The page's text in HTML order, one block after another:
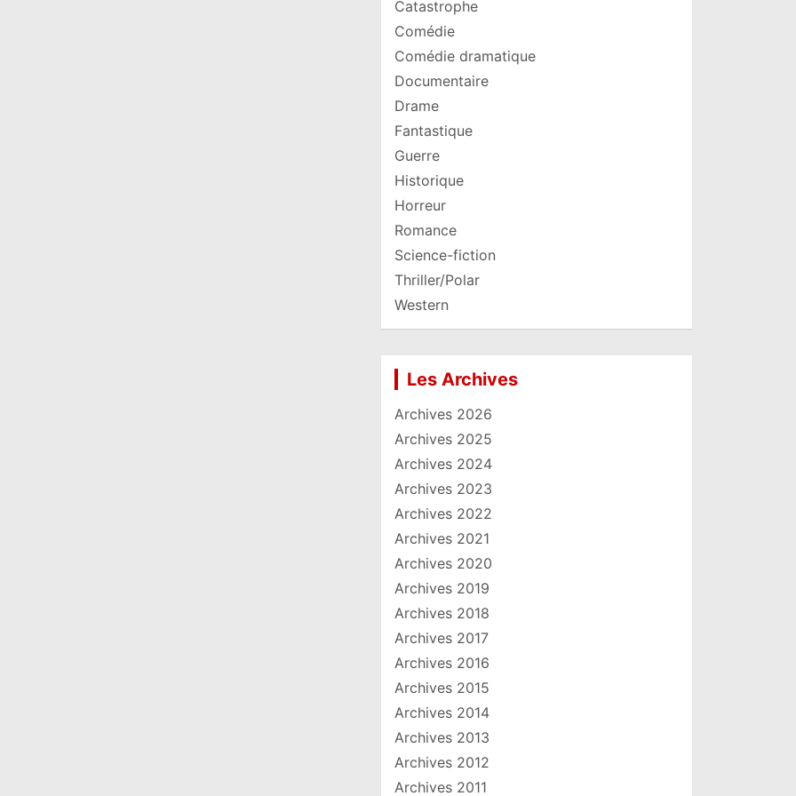
Catastrophe
Comédie
Comédie dramatique
Documentaire
Drame
Fantastique
Guerre
Historique
Horreur
Romance
Science-fiction
Thriller/Polar
Western
Les Archives
Archives 2026
Archives 2025
Archives 2024
Archives 2023
Archives 2022
Archives 2021
Archives 2020
Archives 2019
Archives 2018
Archives 2017
Archives 2016
Archives 2015
Archives 2014
Archives 2013
Archives 2012
Archives 2011